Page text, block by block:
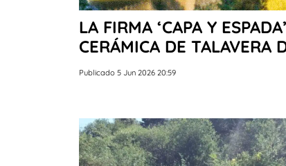
LA FIRMA ‘CAPA Y
CERÁMICA DE TALAVERA
Publicado 5 Jun 2026 20:59